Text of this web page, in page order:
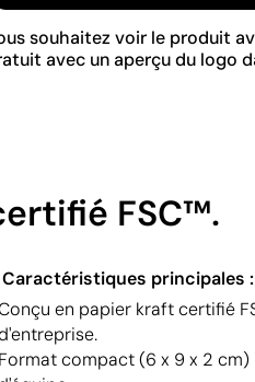
souhaitez voir le produit
avec un aperçu du logo
FSC™.
Caractéristiques principales :
en papier kraft certifié
Format compact (6 x 9 x 2